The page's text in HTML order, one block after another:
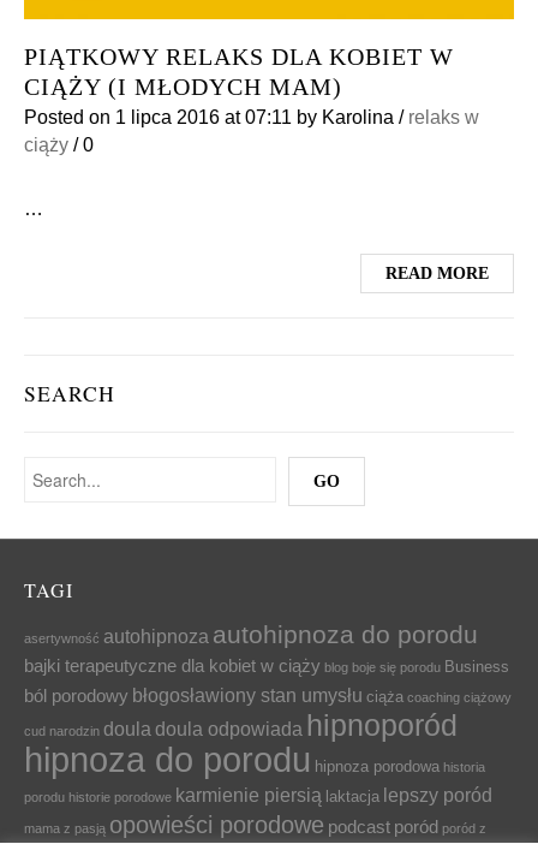
PIĄTKOWY RELAKS DLA KOBIET W
CIĄŻY (I MŁODYCH MAM)
Posted on 1 lipca 2016 at 07:11 by Karolina / relaks w
ciąży /0
…
READ MORE
SEARCH
TAGI
asertywność autohipnoza autohipnoza do porodu
bajki terapeutyczne dla kobiet w ciąży blog boje się porodu Business
ból porodowy błogosławiony stan umysłu ciąża coaching ciążowy
cud narodzin doula doula odpowiada hipnoporód
hipnoza do porodu hipnoza porodowa historia
porodu historie porodowe karmienie piersią laktacja lepszy poród
mama z pasją opowieści porodowe podcast poród poród z